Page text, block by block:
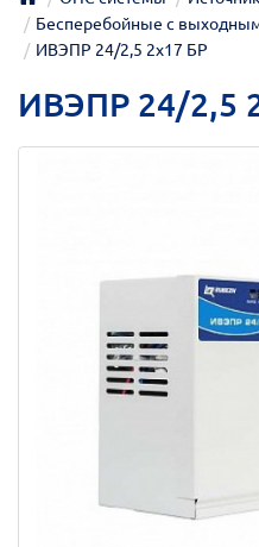
Бесперебойные с
ИВЭПР 24/2,5 2x17 БР
ИВЭПР 24/2,5